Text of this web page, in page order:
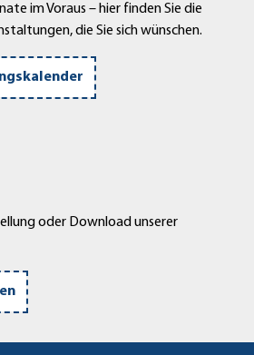
im Voraus – hier finden Sie die
die Sie sich wünschen.
oder Download unserer